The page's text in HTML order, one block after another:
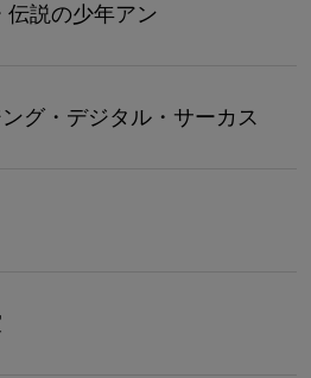
伝説の少年アン
グ・デジタル・サーカス